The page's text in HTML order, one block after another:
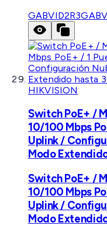
GABVID2R3
HIKVISION
Switch PoE+ /
10/100 Mbps
Uplink /
Modo
Switch PoE+ /
10/100 Mbps
Uplink /
Modo